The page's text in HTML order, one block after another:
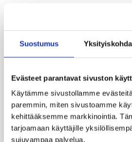
Suostumus
Evästeet parantavat sivuston
Käytämme sivustollamme
paremmin, miten sivustoamme
kehittääksemme markkinointia.
tarjoamaan käyttäjille
sujuvampaa palvelua.
Optikon
terveydentilan arviointi
yhteistyössä silmälääkärin
asiantuntevasti ja
LUE LISÄÄ